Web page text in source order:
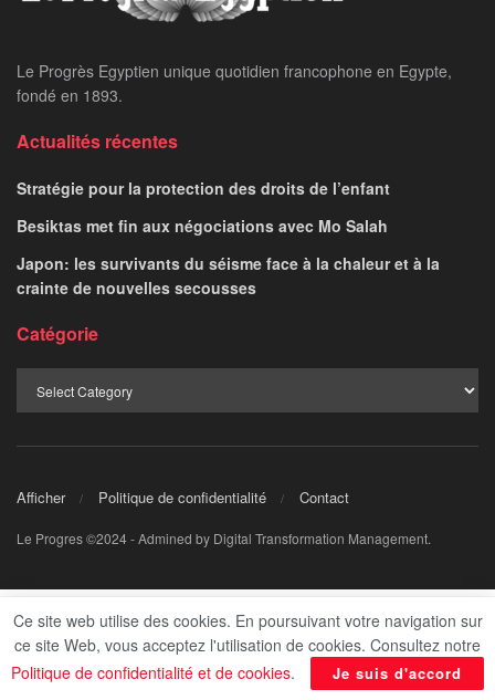
Le Progrès Egyptien unique quotidien francophone en Egypte,
fondé en 1893.
Actualités récentes
Stratégie pour la protection des droits de l’enfant
Besiktas met fin aux négociations avec Mo Salah
Japon: les survivants du séisme face à la chaleur et à la
crainte de nouvelles secousses
Catégorie
Afficher Politique de confidentialité Contact
Le Progres ©2024 - Admined by Digital Transformation Management.
Ce site web utilise des cookies. En poursuivant votre navigation sur
ce site Web, vous acceptez l'utilisation de cookies. Consultez notre
Politique de confidentialité et de cookies. Je suis d'accord